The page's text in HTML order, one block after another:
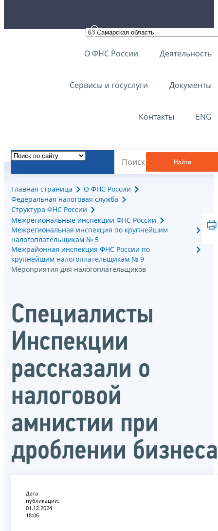
О ФНС России Деятельность
Сервисы и госуслуги Документы
Контакты ENG
Найти
Главная страница
О ФНС России
Федеральная налоговая служба
Структура ФНС России
Межрегиональные инспекции ФНС России
Межрегиональная инспекция по крупнейшим
налогоплательщикам № 5
Межрайонная инспекция ФНС России по
крупнейшим налогоплательщикам № 9
Мероприятия для налогоплательщиков
Специалисты
Инспекции
рассказали о
налоговой
амнистии при
дроблении бизнеса
Дата
публикации:
01.12.2024
18:06